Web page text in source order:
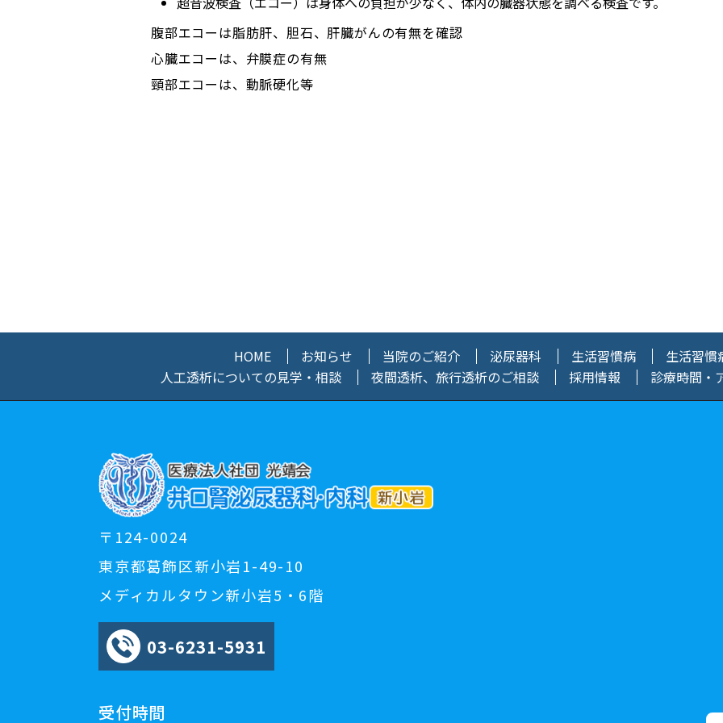
腹部エコーは脂肪肝、胆石、肝臓がんの有無を確認
心臓エコーは、弁膜症の有無
頸部エコーは、動脈硬化等
HOME お知らせ 当院のご紹介 泌尿器科 生活習慣病 生活習慣
人工透析についての見学・相談
夜間透析、旅行透析のご相談 採用情報 診療時間・
〒124-0024
東京都葛飾区新小岩1-49-10
メディカルタウン新小岩5・6階
03-6231-5931
受付時間